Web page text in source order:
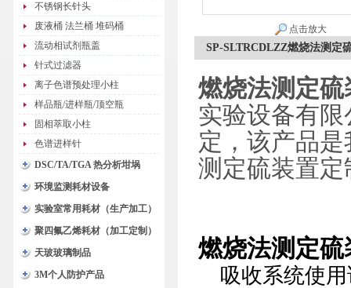
不锈钢长针头
废液桶 法兰桶 堆码桶
流动相试剂瓶盖
针式过滤器
离子色谱预处理小柱
样品瓶/进样瓶/顶空瓶
固相萃取小柱
色谱进样针
DSC/TA/TGA 热分析坩埚
环境监测耗材设备
实验室常用耗材（生产加工）
聚四氟乙烯耗材（加工定制）
天玻玻璃制品
3M个人防护产品
点击放大
SP-SLTRCDLZZ燃烧法测定
燃烧法测定硫
实验设备有
定，该产品
测定硫装置定
燃烧法测定硫
吸收系统使用